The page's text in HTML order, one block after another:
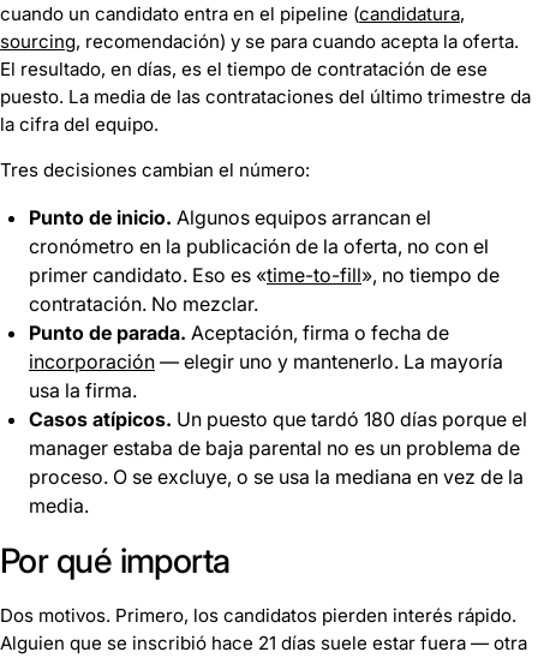
cuando un candidato entra en el pipeline (candidatura,
sourcing, recomendación) y se para cuando acepta la oferta.
El resultado, en días, es el tiempo de contratación de ese
puesto. La media de las contrataciones del último trimestre da
la cifra del equipo.
Tres decisiones cambian el número:
Punto de inicio. Algunos equipos arrancan el
cronómetro en la publicación de la oferta, no con el
primer candidato. Eso es «time-to-fill», no tiempo de
contratación. No mezclar.
Punto de parada. Aceptación, firma o fecha de
incorporación — elegir uno y mantenerlo. La mayoría
usa la firma.
Casos atípicos. Un puesto que tardó 180 días porque el
manager estaba de baja parental no es un problema de
proceso. O se excluye, o se usa la mediana en vez de la
media.
Por qué importa
Dos motivos. Primero, los candidatos pierden interés rápido.
Alguien que se inscribió hace 21 días suele estar fuera — otra